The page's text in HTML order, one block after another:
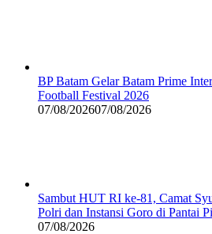
BP Batam Gelar Batam Prime
Football Festival 2026
07/08/202607/08/2026
Sambut HUT RI ke-81, Camat
Polri dan Instansi Goro di Pantai
07/08/2026